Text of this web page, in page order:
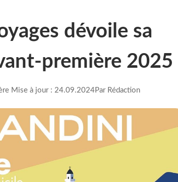
dévoile sa
première 2025
Mise à jour : 24.09.2024Par Rédaction